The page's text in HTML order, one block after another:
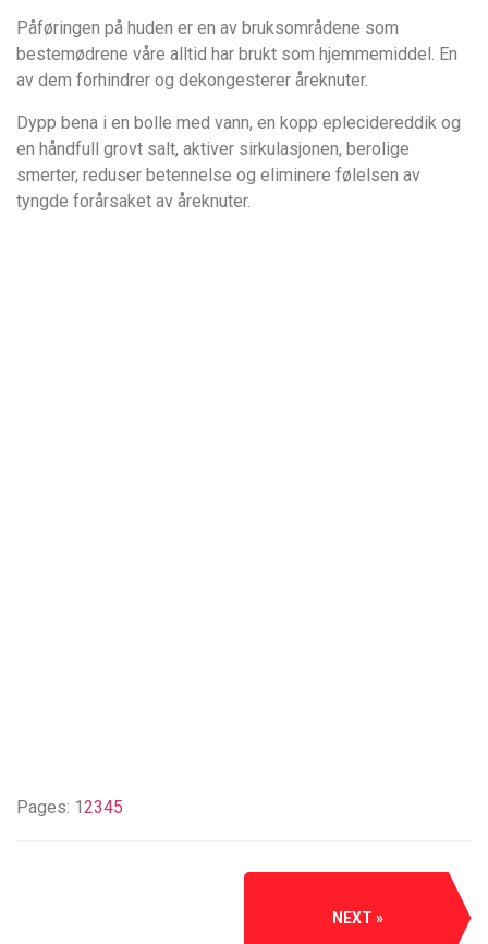
Påføringen på huden er en av bruksområdene som
bestemødrene våre alltid har brukt som hjemmemiddel. En
av dem forhindrer og dekongesterer åreknuter.
Dypp bena i en bolle med vann, en kopp eplecidereddik og
en håndfull grovt salt, aktiver sirkulasjonen, berolige
smerter, reduser betennelse og eliminere følelsen av
tyngde forårsaket av åreknuter.
Pages: 12345
NEXT